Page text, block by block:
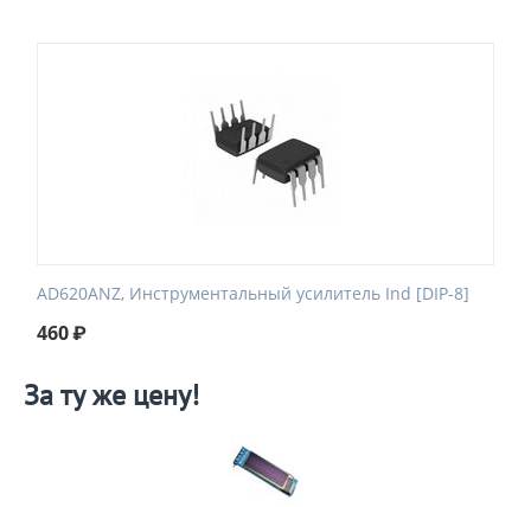
AD620ANZ, Инструментальный усилитель Ind [DIP-8]
460₽
За ту же цену!